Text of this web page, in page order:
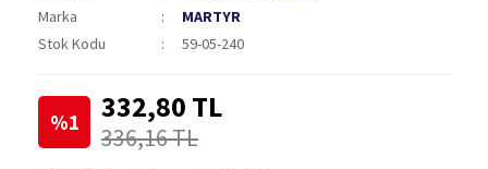
Marka
MARTYR
Stok Kodu
59-05-240
%1 332,80 TL
336,16 TL